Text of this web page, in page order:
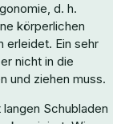
d. h.
körperlichen
erleidet. Ein sehr
nicht in die
und ziehen muss.
Schubladen